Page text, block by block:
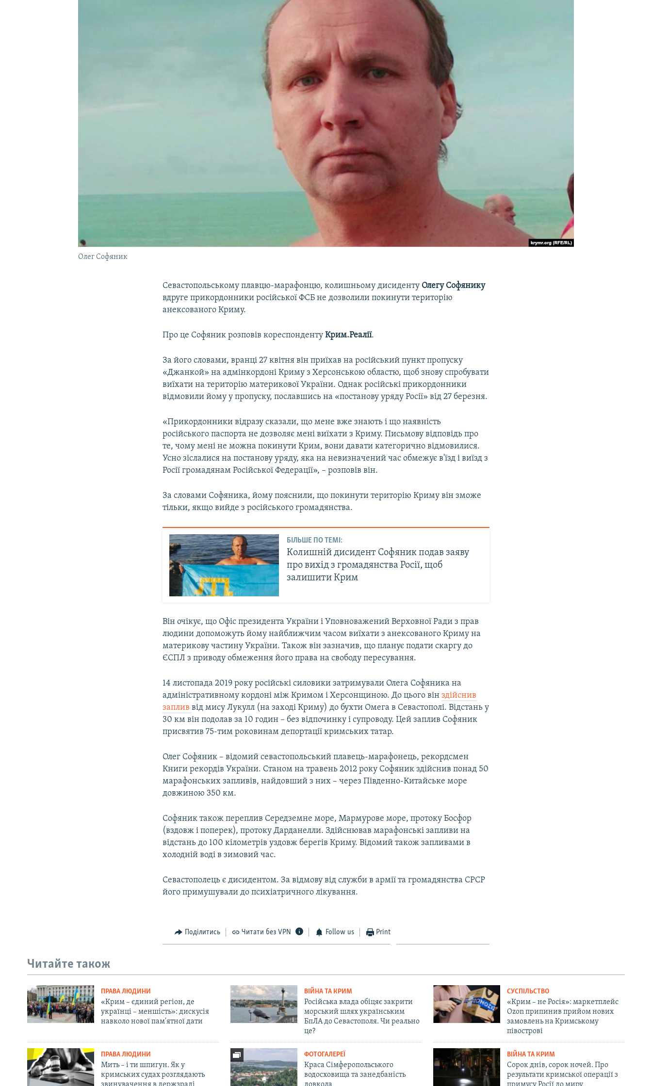
Олег Софяник
Севастопольському плавцю-марафонцю, колишньому дисиденту Олегу Софянику
вдруге прикордонники російської ФСБ не дозволили покинути територію
анексованого Криму.
Про це Софяник розповів кореспондентуКрим.Реалії.
За його словами, вранці 27 квітня він приїхав на російський пункт пропуску
«Джанкой» на адмінкордоні Криму з Херсонською областю, щоб знову спробувати
виїхати на територію материкової України. Однак російські прикордонники
відмовили йому у пропуску, пославшись на «постанову уряду Росії» від 27 березня.
«Прикордонники відразу сказали, що мене вже знають і що наявність
російського паспорта не дозволяє мені виїхати з Криму. Письмову відповідь про
те, чому мені не можна покинути Крим, вони давати категорично відмовилися.
Усно зіслалися на постанову уряду, яка на невизначений час обмежує в'їзд і виїзд з
Росії громадянам Російської Федерації», – розповів він.
За словами Софяника, йому пояснили, що покинути територію Криму він зможе
тільки, якщо вийде з російського громадянства.
БІЛЬШЕ ПО ТЕМІ:
Колишній дисидент Софяник подав заяву
про вихід з громадянства Росії, щоб
залишити Крим
Він очікує, що Офіс президента України і Уповноважений Верховної Ради з прав
людини допоможуть йому найближчим часом виїхати з анексованого Криму на
материкову частину України. Також він зазначив, що планує подати скаргу до
ЄСПЛ з приводу обмеження його права на свободу пересування.
14 листопада 2019 року російські силовики затримували Олега Софяника на
адміністративному кордоні між Кримом і Херсонщиною. До цього вінздійснив
запливвід мису Лукулл (на заході Криму) до бухти Омега в Севастополі. Відстань у
30 км він подолав за 10 годин – без відпочинку і супроводу. Цей заплив Софяник
присвятив 75-тим роковинам депортації кримських татар.
Олег Софяник – відомий севастопольський плавець-марафонець, рекордсмен
Книги рекордів України. Станом на травень 2012 року Софяник здійснив понад 50
марафонських запливів, найдовший з них – через Південно-Китайське море
довжиною 350 км.
Софяник також переплив Середземне море, Мармурове море, протоку Босфор
(вздовж і поперек), протоку Дарданелли. Здійснював марафонські запливи на
відстань до 100 кілометрів уздовж берегів Криму. Відомий також запливами в
холодній воді в зимовий час.
Севастополець є дисидентом. За відмову від служби в армії та громадянства СРСР
його примушували до психіатричного лікування.
Поділитись Читати без VPN Follow us Print
Читайте також
ПРАВА ЛЮДИНИ
«Крим – єдиний регіон, де
українці – меншість»: дискусія
навколо нової пам'ятної дати
ВІЙНА ТА КРИМ
Російська влада обіцяє закрити
морський шлях українським
БпЛА до Севастополя. Чи реально
це?
СУСПІЛЬСТВО
«Крим – не Росія»: маркетплейс
Ozon припинив прийом нових
замовлень на Кримському
півострові
ПРАВА ЛЮДИНИ
Мить – і ти шпигун. Як у
кримських судах розглядають
ФОТОГАЛЕРЕЇ
Краса Сімферопольського
водосховища та занедбаність
ВІЙНА ТА КРИМ
Сорок днів, сорок ночей. Про
результати кримської операції з